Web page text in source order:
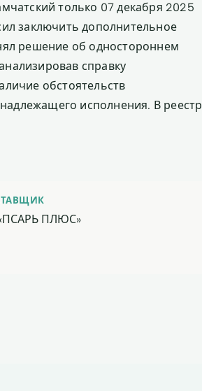
только 07 декабря 2025
заключить дополнительное
решение об одностороннем
справку
обстоятельств
исполнения. В реестр
ПЛЮС»